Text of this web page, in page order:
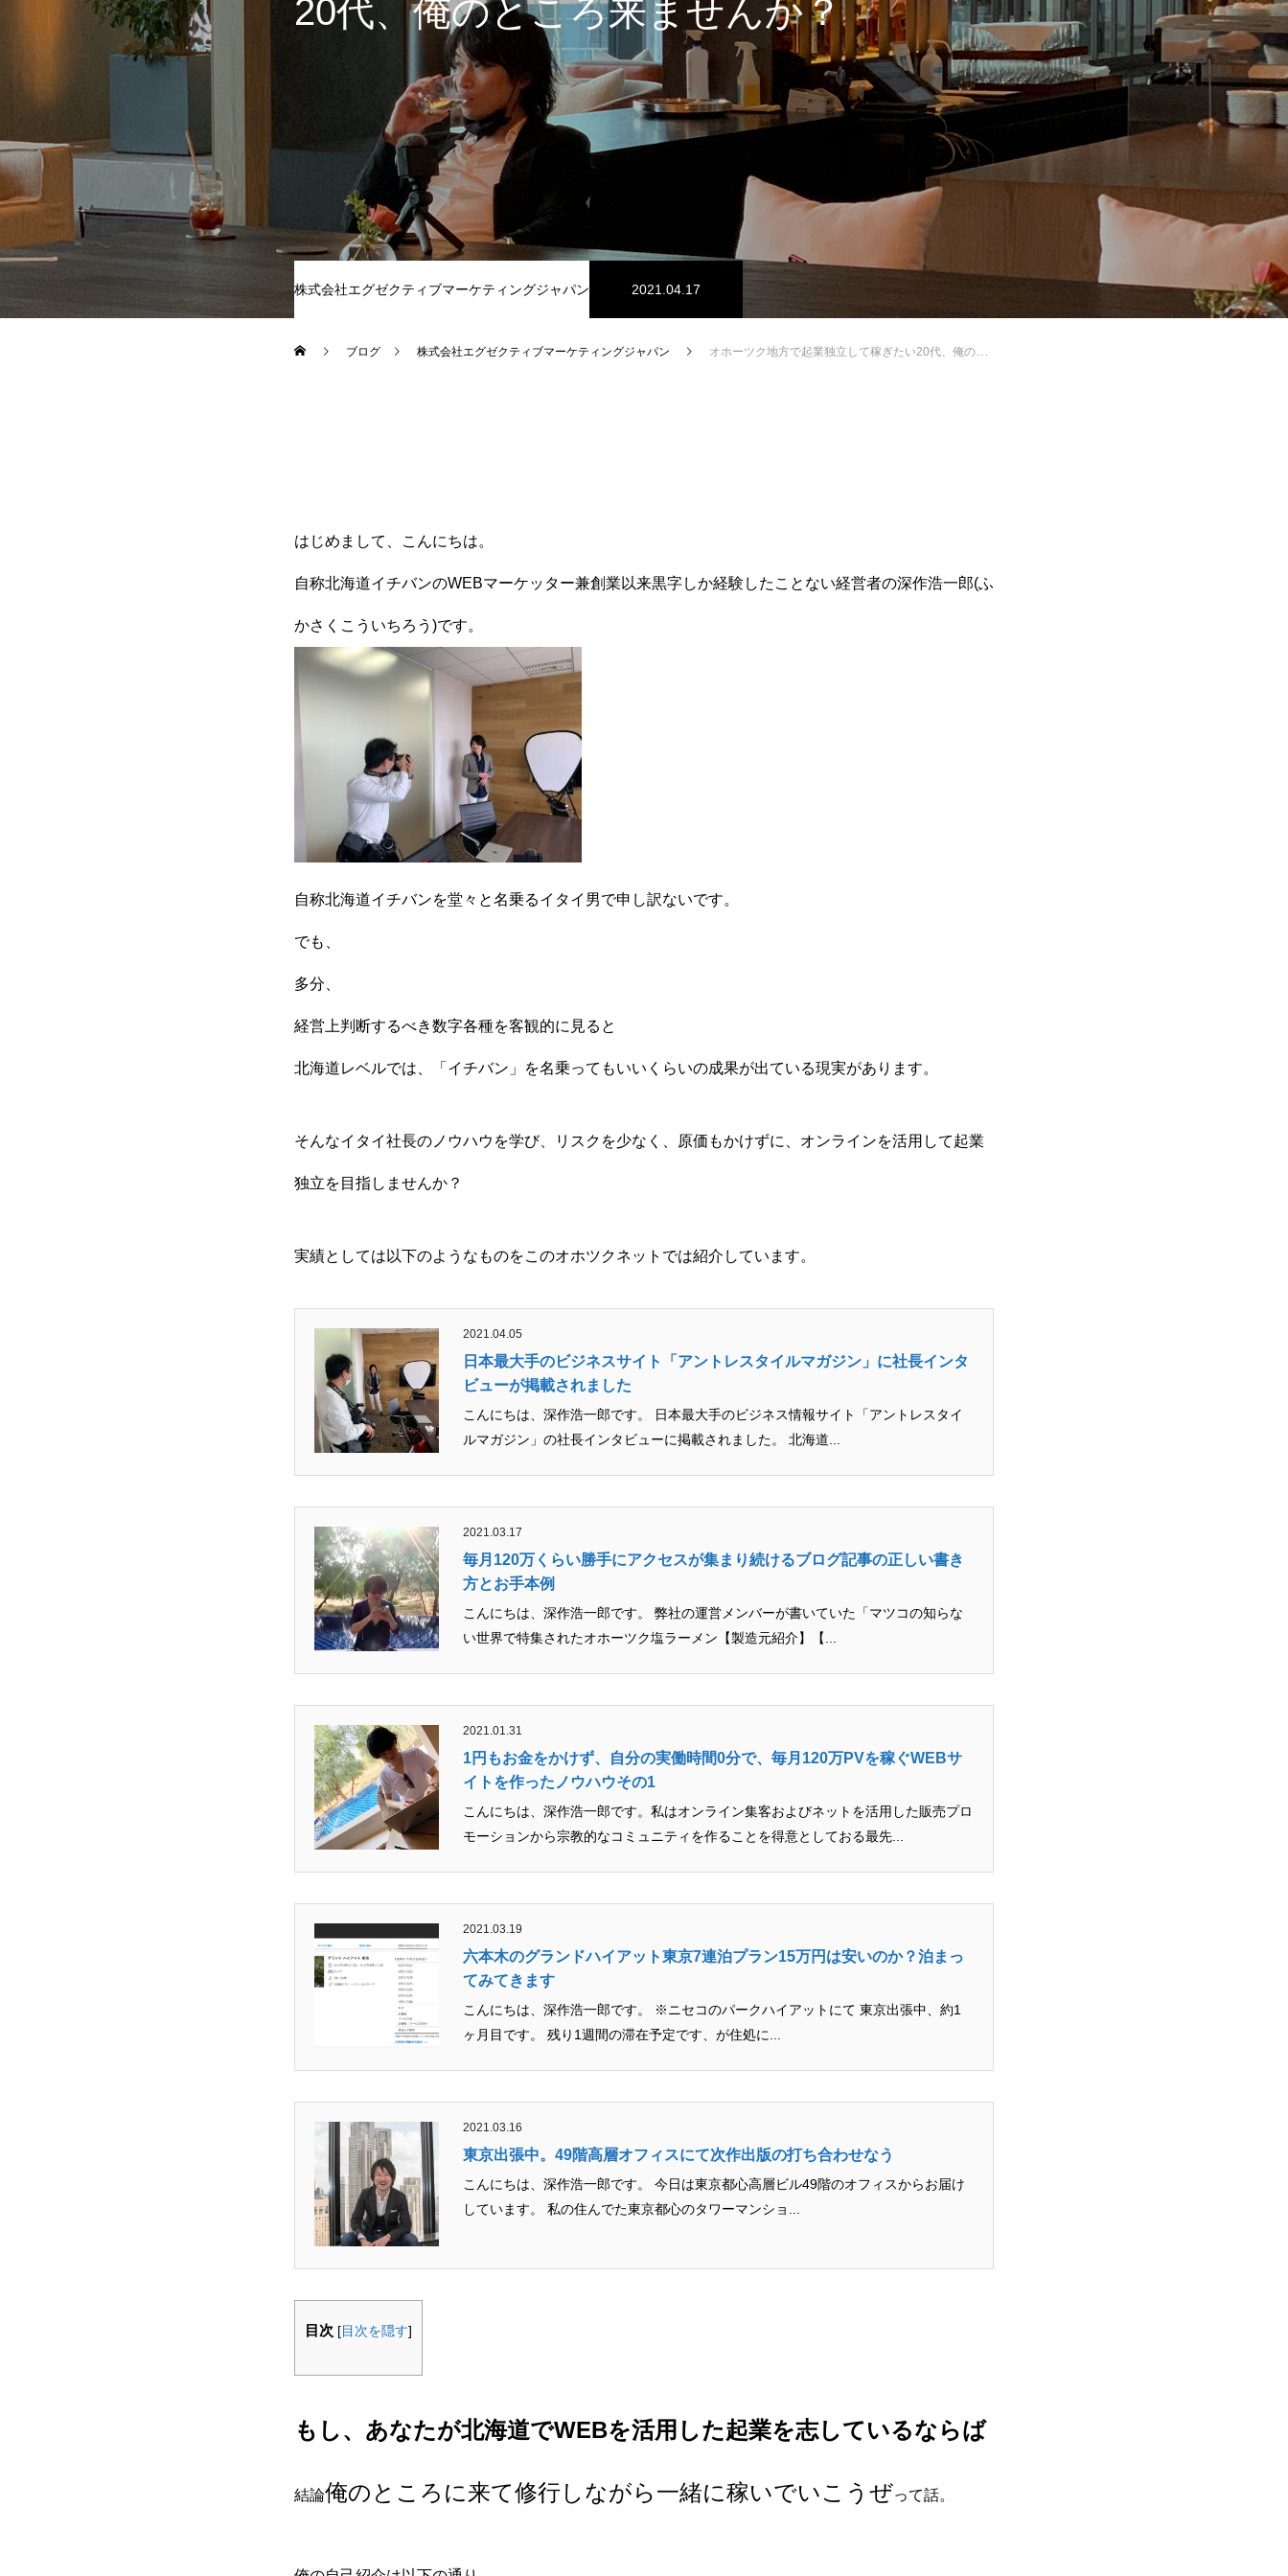
無料で登録したい企業様はこちら
メディア取材受付口はこちら
北海道最強のビジネス課題解決コミュニティ【北海道オンラインアジト】
無料で登録したい企業様はこちら
メディア取材受付口はこちら
北海道最強のビジネス課題解決コミュニティ【北海道オンラインアジト】
20代、俺のところ来ませんか？
株式会社エグゼクティブマーケティングジャパン 2021.04.17
ブログ 株式会社エグゼクティブマーケティングジャパン オホーツク地方で起業独立して稼ぎたい20代、俺のところ来ませんか？
はじめまして、こんにちは。
自称北海道イチバンのWEBマーケッター兼創業以来黒字しか経験したことない経営者の深作浩一郎(ふ
かさくこういちろう)です。
自称北海道イチバンを堂々と名乗るイタイ男で申し訳ないです。
でも、
多分、
経営上判断するべき数字各種を客観的に見ると
北海道レベルでは、「イチバン」を名乗ってもいいくらいの成果が出ている現実があります。
そんなイタイ社長のノウハウを学び、リスクを少なく、原価もかけずに、オンラインを活用して起業
独立を目指しませんか？
実績としては以下のようなものをこのオホツクネットでは紹介しています。
2021.04.05
日本最大手のビジネスサイト「アントレスタイルマガジン」に社長インタ
ビューが掲載されました
こんにちは、深作浩一郎です。 日本最大手のビジネス情報サイト「アントレスタイ
ルマガジン」の社長インタビューに掲載されました。 北海道...
2021.03.17
毎月120万くらい勝手にアクセスが集まり続けるブログ記事の正しい書き
方とお手本例
こんにちは、深作浩一郎です。 弊社の運営メンバーが書いていた「マツコの知らな
い世界で特集されたオホーツク塩ラーメン【製造元紹介】【...
2021.01.31
1円もお金をかけず、自分の実働時間0分で、毎月120万PVを稼ぐWEBサ
イトを作ったノウハウその1
こんにちは、深作浩一郎です。私はオンライン集客およびネットを活用した販売プロ
モーションから宗教的なコミュニティを作ることを得意としておる最先...
2021.03.19
六本木のグランドハイアット東京7連泊プラン15万円は安いのか？泊まっ
てみてきます
こんにちは、深作浩一郎です。 ※ニセコのパークハイアットにて 東京出張中、約1
ヶ月目です。 残り1週間の滞在予定です、が住処に...
2021.03.16
東京出張中。49階高層オフィスにて次作出版の打ち合わせなう
こんにちは、深作浩一郎です。 今日は東京都心高層ビル49階のオフィスからお届け
しています。 私の住んでた東京都心のタワーマンショ...
目次 [ 目次を隠す]
もし、あなたが北海道でWEBを活用した起業を志しているならば
結論俺のところに来て修行しながら一緒に稼いでいこうぜって話。